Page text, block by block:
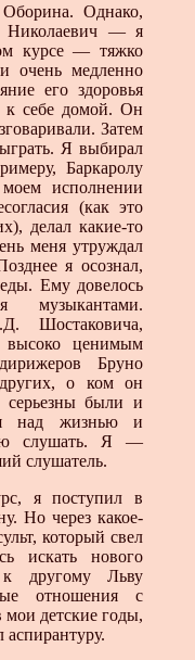
Однако,
Николаевич — я
курсе — тяжко
очень медленно
его здоровья
к себе домой. Он
Затем
Я выбирал
Баркаролу
исполнении
(как это
делал какие-то
меня утруждал
я осознал,
Ему довелось
музыкантами.
Шостаковича,
ценимым
Бруно
о ком он
серьезны были и
над жизнью и
слушать. Я —
слушатель.
я поступил в
Но через какое-
который свел
искать нового
к другому Льву
отношения с
детские годы,
аспирантуру.